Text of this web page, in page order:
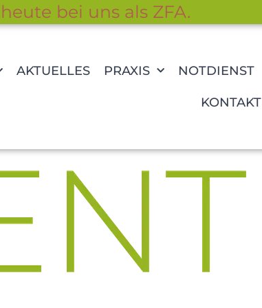
bei uns als ZFA.
AKTUELLES PRAXIS NOTDIENST
KONTAKT